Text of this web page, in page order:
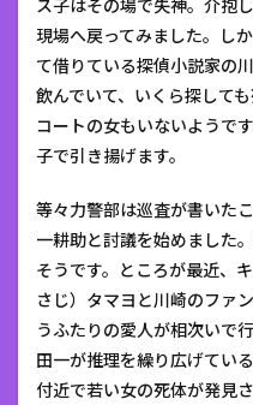
ス子はその場で失神。介抱
現場へ戻ってみました。し
て借りている探偵小説家の
飲んでいて、いくら探して
コートの女もいないようで
子で引き揚げます。
等々力警部は巡査が書いた
一耕助と討議を始めました
そうです。ところが最近、
さじ）タマヨと川崎のファ
うふたりの愛人が相次いで
田一が推理を繰り広げてい
付近で若い女の死体が発見